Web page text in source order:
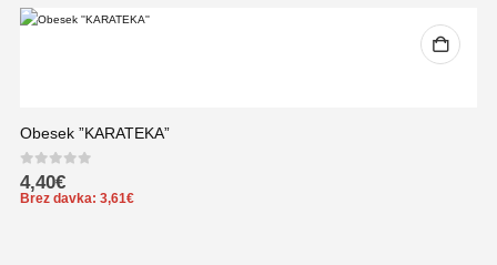
Obesek ”KARATEKA”
0out of 5
4,40€
Brez davka: 3,61€